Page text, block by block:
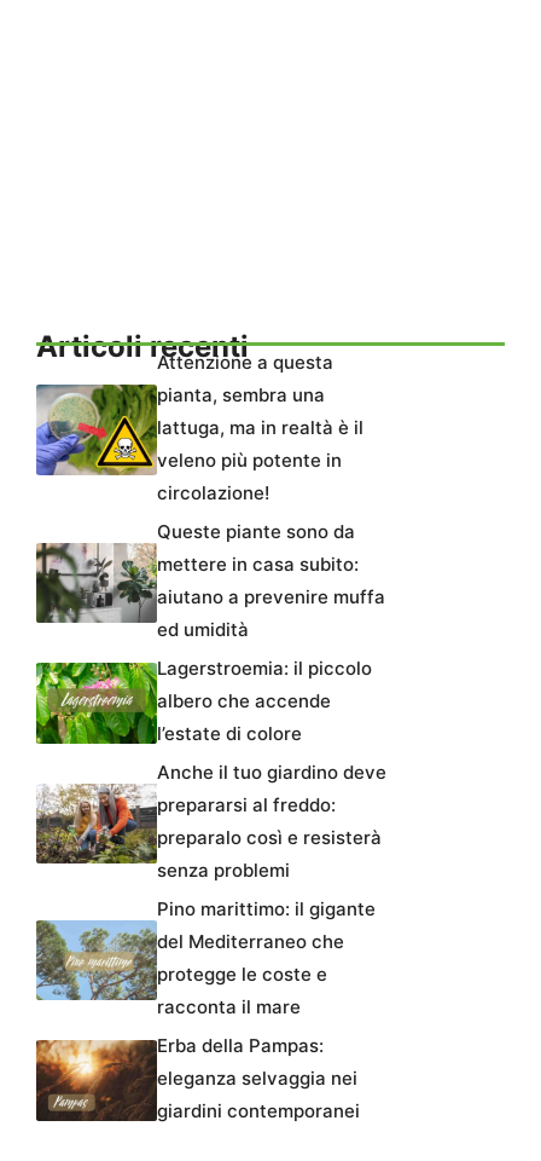
Articoli recenti
Attenzione a questa
pianta, sembra una
lattuga, ma in realtà è il
veleno più potente in
circolazione!
Queste piante sono da
mettere in casa subito:
aiutano a prevenire muffa
ed umidità
Lagerstroemia: il piccolo
albero che accende
l’estate di colore
Anche il tuo giardino deve
prepararsi al freddo:
preparalo così e resisterà
senza problemi
Pino marittimo: il gigante
del Mediterraneo che
protegge le coste e
racconta il mare
Erba della Pampas:
eleganza selvaggia nei
giardini contemporanei